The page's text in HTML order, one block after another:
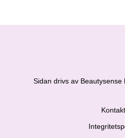
Sidan drivs av Beautysense
Kontakt